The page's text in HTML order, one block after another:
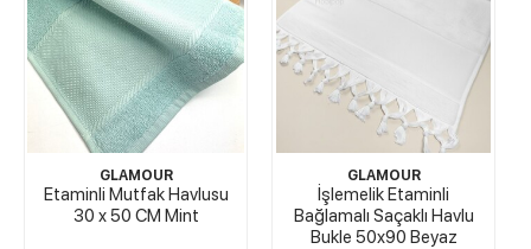
GLAMOUR
Etaminli Mutfak Havlusu
30 x 50 CM Mint
GLAMOUR
İşlemelik Etaminli
Bağlamalı Saçaklı Havlu
Bukle 50x90 Beyaz